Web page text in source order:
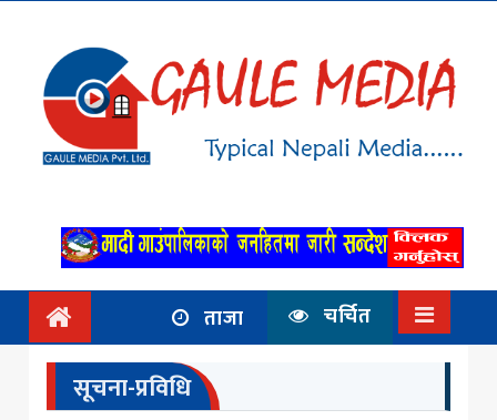
गृहपृष्ठ
समाचार
राजनिति
आर्थिक
अन्तर्वार्ता
/ विचार
प्रदेश
ताजा चर्चित
सूचना-प्रविधि